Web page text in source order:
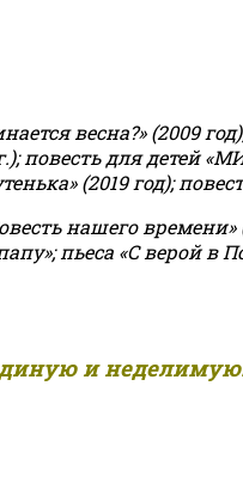
весна?» (2009
повесть для детей
(2019 год);
нашего времени»
пьеса «С верой в
и